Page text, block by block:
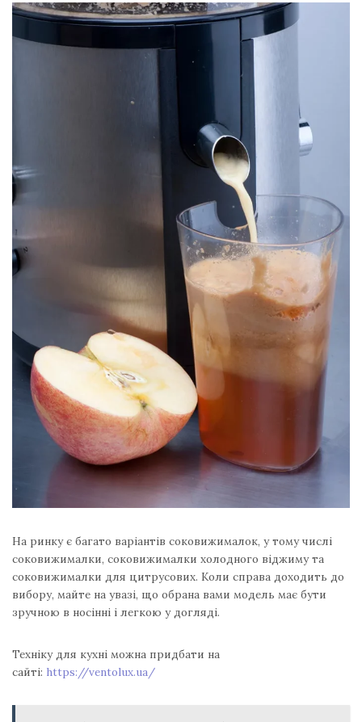
На ринку є багато варіантів соковижималок, у тому числі
соковижималки, соковижималки холодного віджиму та
соковижималки для цитрусових. Коли справа доходить до
вибору, майте на увазі, що обрана вами модель має бути
зручною в носінні і легкою у догляді.
Техніку для кухні можна придбати на
сайті: https://ventolux.ua/